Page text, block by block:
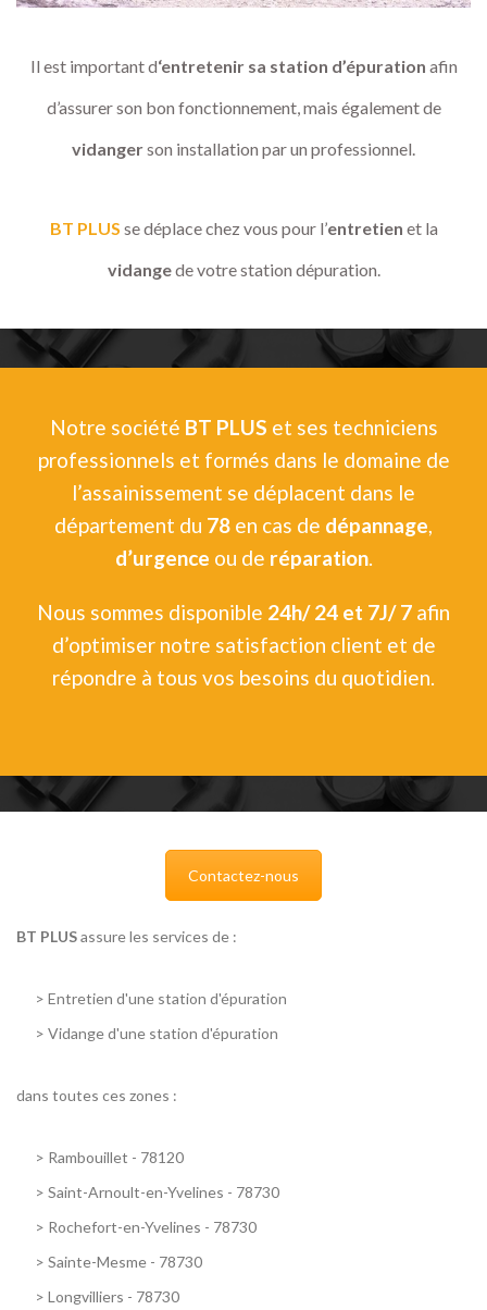
Il est important d‘entretenir sa station d’épuration afin
d’assurer son bon fonctionnement, mais également de
vidangerson installation par un professionnel.
BT PLUS se déplace chez vous pour l’entretien et la
vidangede votre station dépuration.
Notre société BT PLUS et ses techniciens
professionnels et formés dans le domaine de
l’assainissement se déplacent dans le
département du 78 en cas de dépannage,
d’urgence ou de réparation.
Nous sommes disponible 24h/ 24 et 7J/ 7 afin
d’optimiser notre satisfaction client et de
répondre à tous vos besoins du quotidien.
Contactez-nous
BT PLUSassure les services de :
> Entretien d'une station d'épuration
> Vidange d'une station d'épuration
dans toutes ces zones :
> Rambouillet - 78120
> Saint-Arnoult-en-Yvelines - 78730
> Rochefort-en-Yvelines - 78730
> Sainte-Mesme - 78730
> Longvilliers - 78730